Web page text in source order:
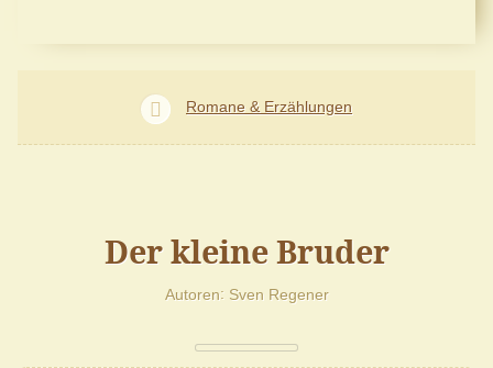
Romane & Erzählungen
Der kleine Bruder
Autoren Sven Regener